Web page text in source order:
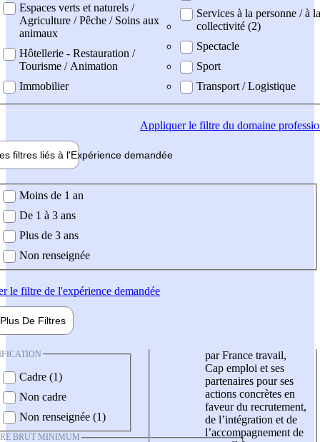
Espaces verts et naturels /
Agriculture / Pêche / Soins aux
animaux
Hôtellerie - Restauration /
Tourisme / Animation
Immobilier
Services à la personne / à la
collectivité (2)
Spectacle
Sport
Transport / Logistique
Appliquerle filtre du domaine
filtres liés à l'Expérience demandée
demandée
Moins de 1 an
De 1 à 3 ans
Plus de 3 ans
Non renseignée
le filtre de l'expérience demandée
Plus De Filtres
Cadre (1)
Non cadre
Non renseignée (1)
BRUT MINIMUM
par France travail,
Cap emploi et ses
partenaires pour ses
actions concrètes en
faveur du recrutement,
de l’intégration et de
l’accompagnement de